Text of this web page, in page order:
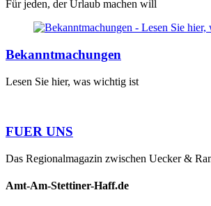
Für jeden, der Urlaub machen will
Bekanntmachungen
Lesen Sie hier, was wichtig ist
FUER UNS
Das Regionalmagazin zwischen Uecker &
Amt-Am-Stettiner-Haff.de